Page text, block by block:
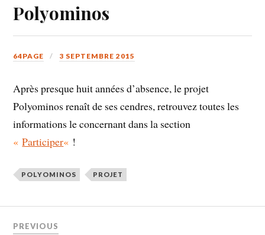
Polyominos
64PAGE 3 SEPTEMBRE 2015
Après presque huit années d’absence, le projet
Polyominosrenaît de ses cendres, retrouvez toutes les
informations le concernant dans la section
«Participer« !
POLYOMINOS PROJET
PREVIOUS